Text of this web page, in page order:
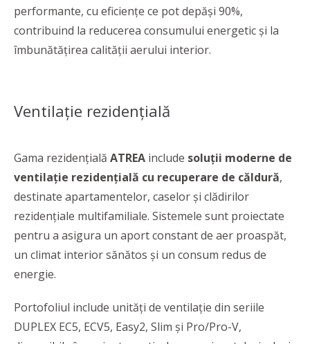
performante, cu eficiențe ce pot depăși 90%,
contribuind la reducerea consumului energetic și la
îmbunătățirea calității aerului interior.
Ventilație rezidențială
Gama rezidențială ATREA include soluții moderne de
ventilație rezidențială cu recuperare de căldură,
destinate apartamentelor, caselor și clădirilor
rezidențiale multifamiliale. Sistemele sunt proiectate
pentru a asigura un aport constant de aer proaspăt,
un climat interior sănătos și un consum redus de
energie.
Portofoliul include unități de ventilație din seriile
DUPLEX EC5, ECV5, Easy2, Slim și Pro/Pro-V,